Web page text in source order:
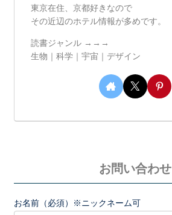
東京在住、京都好きなので
その近辺のホテル情報が多めです。
読書ジャンル →→→
生物｜科学｜宇宙｜デザイン
お問い合わせ
お名前（必須）※ニックネーム可